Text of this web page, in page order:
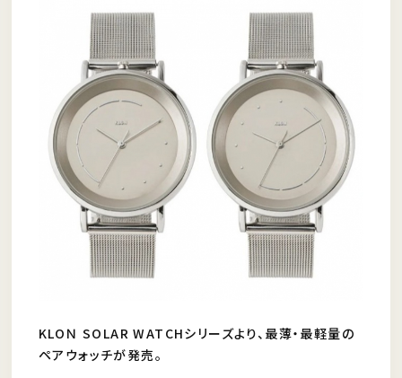
KLOＮ SOLAR WATCHシリーズより、最薄・最軽量の
ペアウォッチが発売。